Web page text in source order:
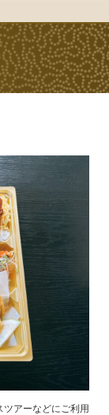
アーなどにご利用